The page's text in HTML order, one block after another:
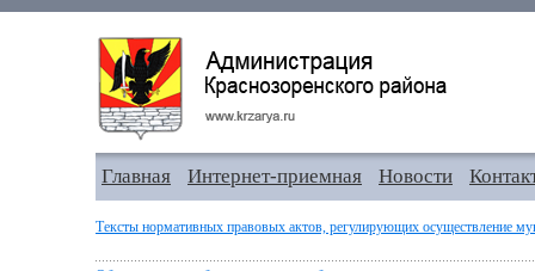
Главная Интернет-приемная Новости
Тексты нормативных правовых актов, регулирующих осуществление